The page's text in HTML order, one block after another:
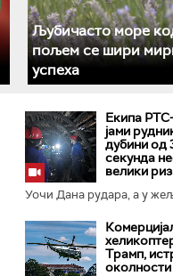
Љубичасто море
пољем се шири
успеха
Екипа
јами
дубини од
секунда
велики
Уочи Дана рудара, а у
Трамп,
околности